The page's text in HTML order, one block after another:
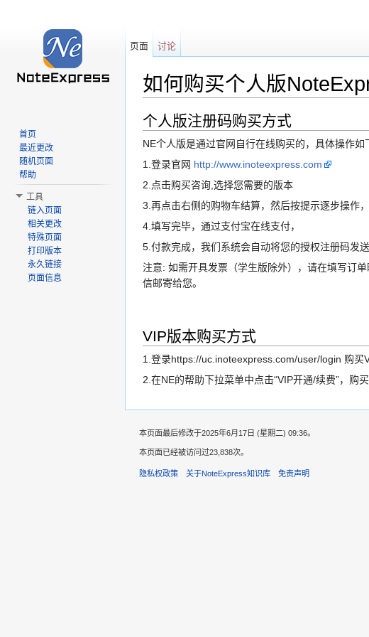
如何购买个人版
个人版注册码购买方式
NE个人版是通过官网自行在线购买的，具体操作如
1.登录官网 http://www.inoteexpress.com
2.点击购买咨询,选择您需要的版本
3.再点击右侧的购物车结算，然后按提示逐步操作
4.填写完毕，通过支付宝在线支付，
5.付款完成，我们系统会自动将您的授权注册码发送
注意: 如需开具发票（学生版除外），请在填写订
信邮寄给您。
VIP版本购买方式
1.登录https://uc.inoteexpress.com/user/login 购买
2.在NE的帮助下拉菜单中点击“VIP开通/续费”，购
页面 讨论
首页
最近更改
随机页面
帮助
工具
链入页面
相关更改
特殊页面
打印版本
永久链接
页面信息
本页面最后修改于2025年6月17日 (星期二) 09:36。
本页面已经被访问过23,838次。
隐私权政策 关于NoteExpress知识库 免责声明